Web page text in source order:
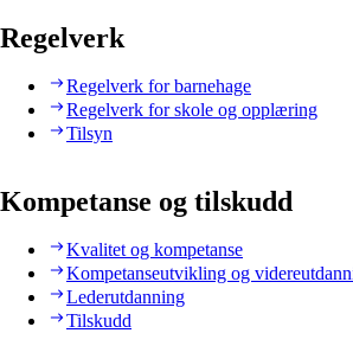
Regelverk
Regelverk for barnehage
Regelverk for skole og opplæring
Tilsyn
Kompetanse og tilskudd
Kvalitet og kompetanse
Kompetanseutvikling og
Lederutdanning
Tilskudd